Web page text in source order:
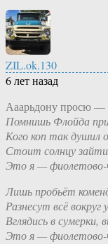
ZIL.ok.130
6 лет назад
Ааарьдону просю —
Помнишь Флойда
Кого коп так душил
Стоит солнцу
Это я — фиолетово-
Лишь пробьёт
Разнесут всё вокруг
Вглядись в
Это я — фиолетово-